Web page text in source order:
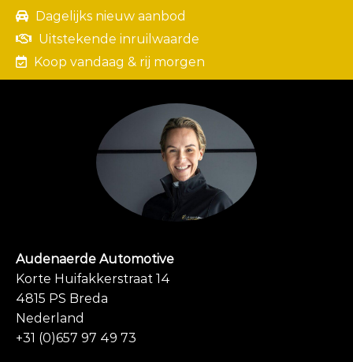
Dagelijks nieuw aanbod
Uitstekende inruilwaarde
Koop vandaag & rij morgen
Audenaerde Automotive
Korte Huifakkerstraat 14
4815 PS Breda
Nederland
+31 (0)657 97 49 73